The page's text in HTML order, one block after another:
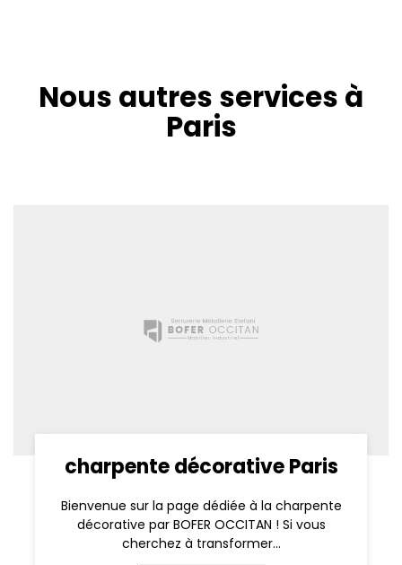
Nous autres services à
Paris
charpente décorative Paris
Bienvenue sur la page dédiée à la charpente
décorative par BOFER OCCITAN ! Si vous
cherchez à transformer...